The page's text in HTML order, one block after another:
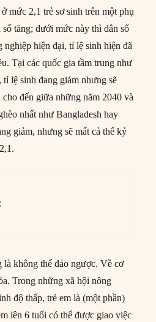
mức 2,1 trẻ sơ sinh trên một phụ
tăng; dưới mức này thì dân số
nghiệp hiện đại, tỉ lệ sinh hiện đã
Tại các quốc gia tầm trung như
lệ sinh đang giảm nhưng sẽ
đến giữa những năm 2040 và
nhất như Bangladesh hay
giảm, nhưng sẽ mất cả thế kỷ
là không thể đảo ngược. Về cơ
Trong những xã hội nông
độ thấp, trẻ em là (một phần)
lên 6 tuổi có thể được giao việc